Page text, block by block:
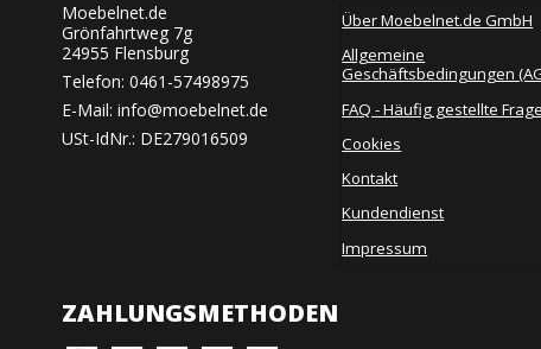
Moebelnet.de
Grönfahrtweg 7g
24955 Flensburg
Telefon: 0461-57498975
E-Mail: info@moebelnet.de
USt-IdNr.: DE279016509
Über Moebelnet.de GmbH
Allgemeine
Geschäftsbedingungen
FAQ - Häufig gestellte
Cookies
Kontakt
Kundendienst
Impressum
ZAHLUNGSMETHODEN